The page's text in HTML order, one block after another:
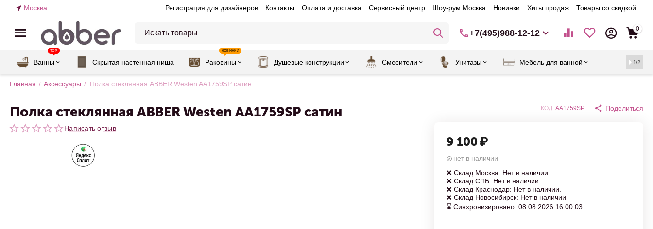
Москва Регистрация для дизайнеров Контакты Оплата и доставка Сервисный центр Шоу-рум Москва Новинки Хиты продаж Товары со скидкой
+7(495)988-12-12 0
Ванны
TOP
Скрытая настенная ниша Раковины
НОВИНКИ
Душевые конструкции Смесители Унитазы Мебель для ванной 1/2
Главная / Аксессуары / Полка стеклянная ABBER Westen AA1759SP сатин
Полка стеклянная ABBER Westen AA1759SP сатин
Написать отзыв
КОД: AA1759SP Поделиться
9 100 ₽
нет в наличии
❌ Склад Москва: Нет в наличии.
❌ Склад СПБ: Нет в наличии.
❌ Склад Краснодар: Нет в наличии.
❌ Склад Новосибирск: Нет в наличии.
⌛ Синхронизировано: 08.08.2026 16:00:03